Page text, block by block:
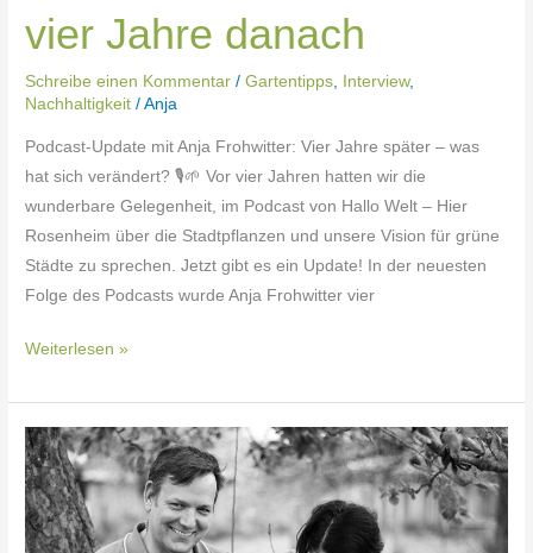
vier Jahre danach
Schreibe einen Kommentar /Gartentipps, Interview,
Nachhaltigkeit /Anja
Podcast-Update mit Anja Frohwitter: Vier Jahre später – was
hat sich verändert? 🎙🌱 Vor vier Jahren hatten wir die
wunderbare Gelegenheit, im Podcast von Hallo Welt – Hier
Rosenheim über die Stadtpflanzen und unsere Vision für grüne
Städte zu sprechen. Jetzt gibt es ein Update! In der neuesten
Folge des Podcasts wurde Anja Frohwitter vier
Weiterlesen »
Stadtpflanzen
bei
„Hallo
Welt,